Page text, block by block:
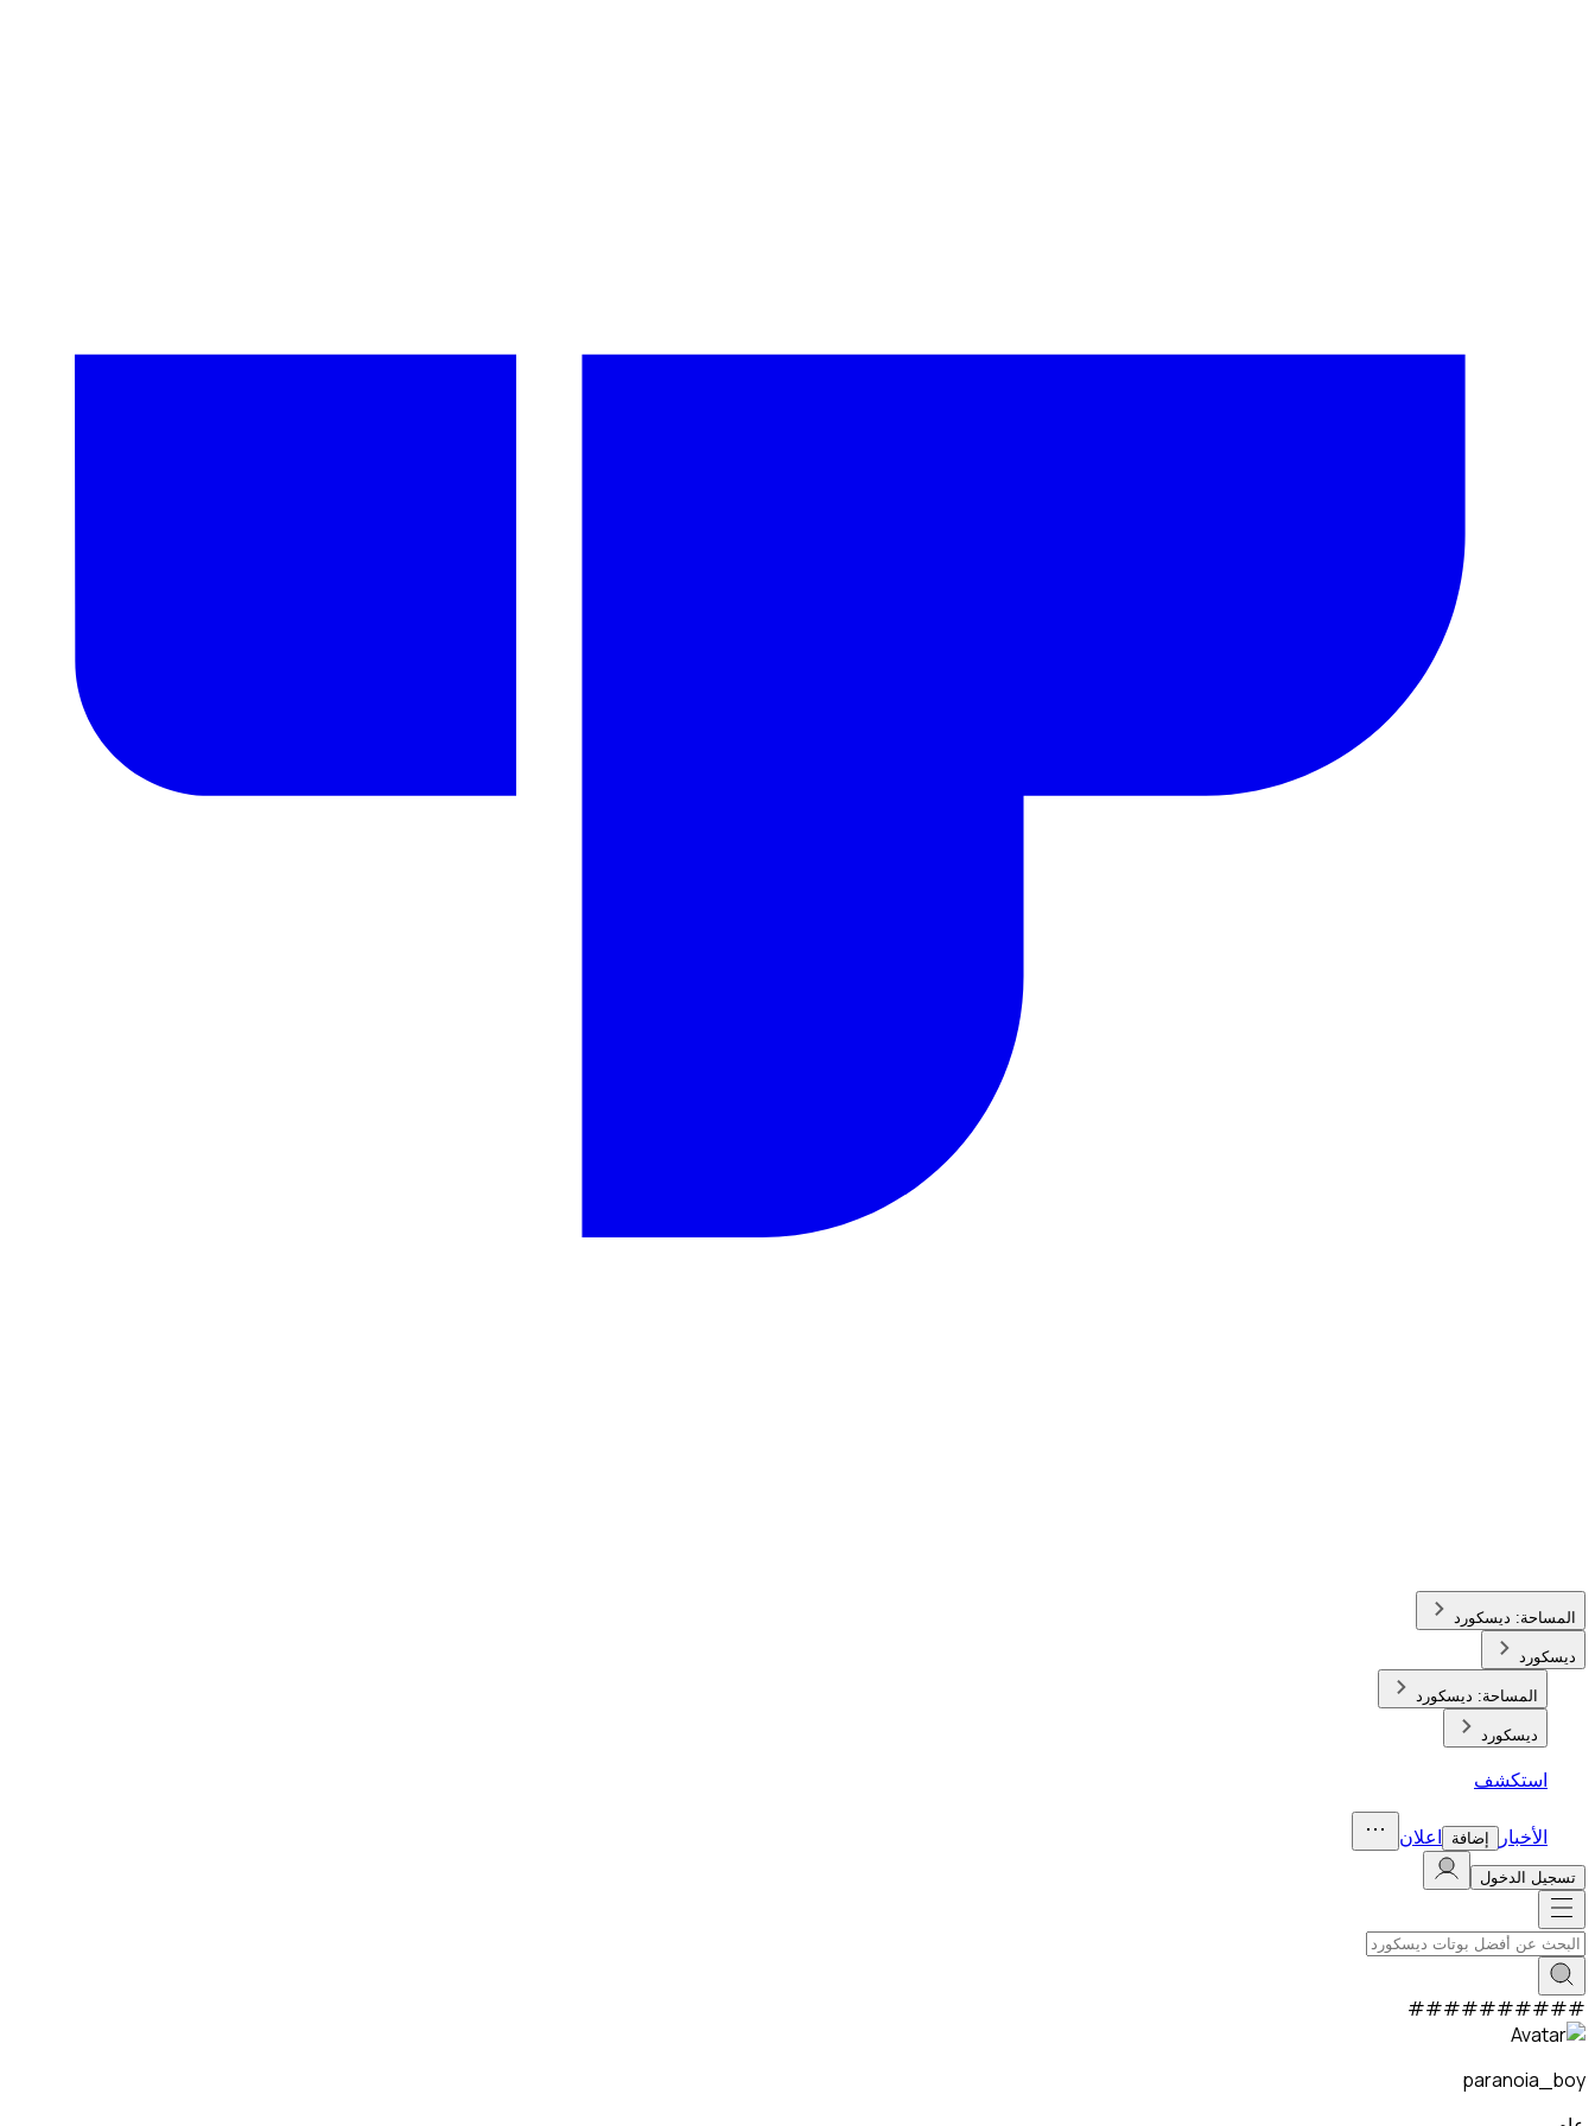
المساحة: ديسكورد
ديسكورد
المساحة: ديسكورد
ديسكورد
استكشف
الأخبار إضافة اعلان
تسجيل الدخول
#
#
#
#
#
#
#
#
#
#
paranoia_boy